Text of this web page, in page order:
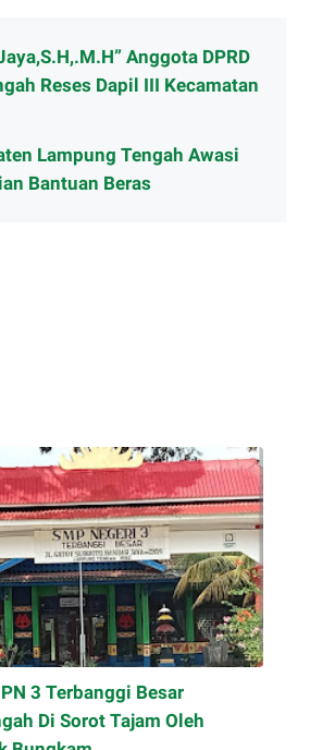
Anggota DPRD
Reses Dapil III Kecamatan
Lampung Tengah Awasi
Bantuan Beras
3 Terbanggi Besar
Di Sorot Tajam Oleh